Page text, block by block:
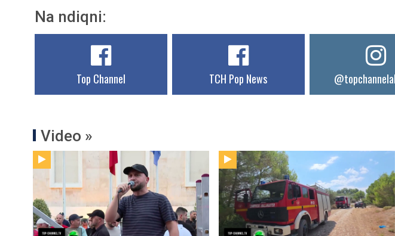
Na ndiqni:
Top Channel TCH Pop News
Video »